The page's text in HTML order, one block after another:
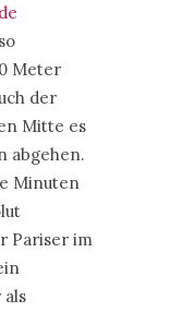
Meter
der
Mitte es
abgehen.
Minuten
Pariser im
als